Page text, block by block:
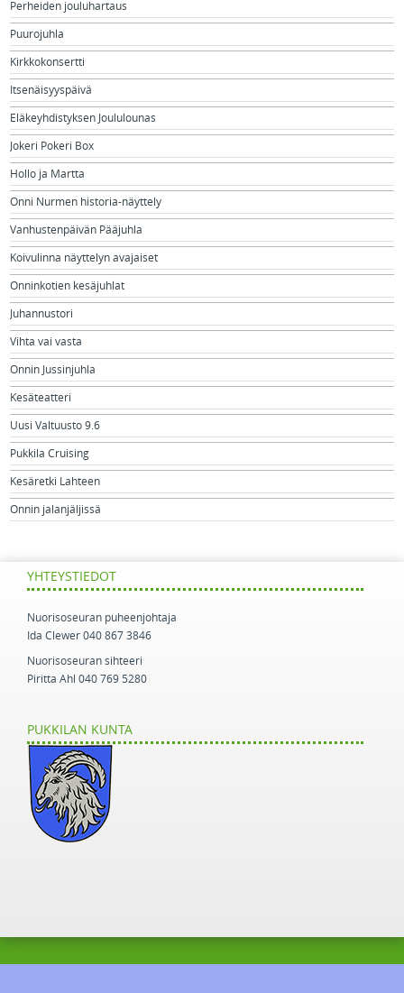
Perheiden jouluhartaus
Puurojuhla
Kirkkokonsertti
Itsenäisyyspäivä
Eläkeyhdistyksen Joululounas
Jokeri Pokeri Box
Hollo ja Martta
Onni Nurmen historia-näyttely
Vanhustenpäivän Pääjuhla
Koivulinna näyttelyn avajaiset
Onninkotien kesäjuhlat
Juhannustori
Vihta vai vasta
Onnin Jussinjuhla
Kesäteatteri
Uusi Valtuusto 9.6
Pukkila Cruising
Kesäretki Lahteen
Onnin jalanjäljissä
YHTEYSTIEDOT
Nuorisoseuran puheenjohtaja
Ida Clewer 040 867 3846
Nuorisoseuran sihteeri
Piritta Ahl 040 769 5280
PUKKILAN KUNTA